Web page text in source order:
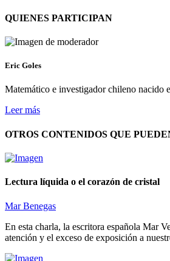
QUIENES PARTICIPAN
Eric Goles
Matemático e investigador chileno nacido
Leer más
OTROS CONTENIDOS QUE
Lectura líquida o el corazón de cristal
Mar Benegas
En esta charla, la escritora española Mar
atención y el exceso de exposición a